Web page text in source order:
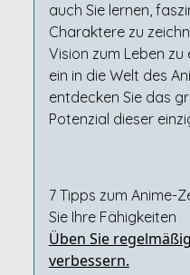
auch Sie lernen,
Charaktere zu
Vision zum Leben zu
ein in die Welt des
entdecken Sie das
Potenzial dieser
7 Tipps zum Anime-
Sie Ihre Fähigkeiten
Üben Sie
verbessern.